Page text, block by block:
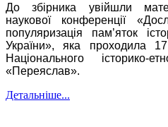
До збірника увійшли
наукової конференції
популяризація пам’яток
України», яка проходила
Національного історико-
«Переяслав».
Детальніше...